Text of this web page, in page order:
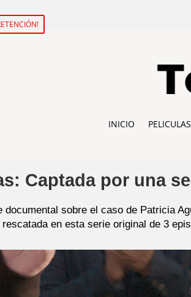
INICIO PELICULAS
Captada por una
documental sobre el caso de Patricia
en esta serie original de 3